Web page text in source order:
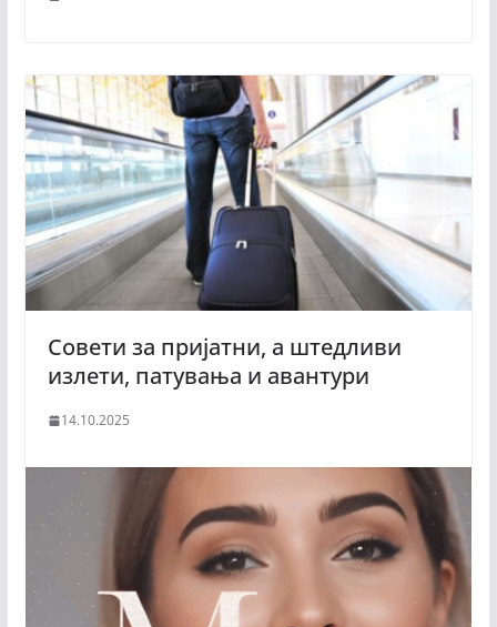
Совети за пријатни, а штедливи
излети, патувања и авантури
14.10.2025